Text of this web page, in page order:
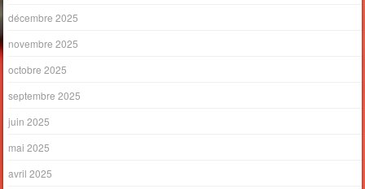
décembre 2025
novembre 2025
octobre 2025
septembre 2025
juin 2025
mai 2025
avril 2025